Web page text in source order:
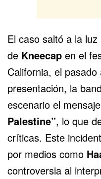
El caso saltó a la
de Kneecap en el
California, el
presentación, la
escenario el mensaje
Palestine”, lo que
críticas. Este
por medios como
controversia al